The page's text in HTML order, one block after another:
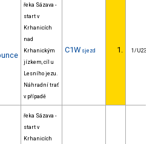
řeka Sázava -
start v
Krhanicích
nad
Krhanickým
jízkem, cíl u
Lesního jezu.
Náhradní trať
v případě
C1W sjezd 1. 1/U23
řeka Sázava -
start v
Krhanicích